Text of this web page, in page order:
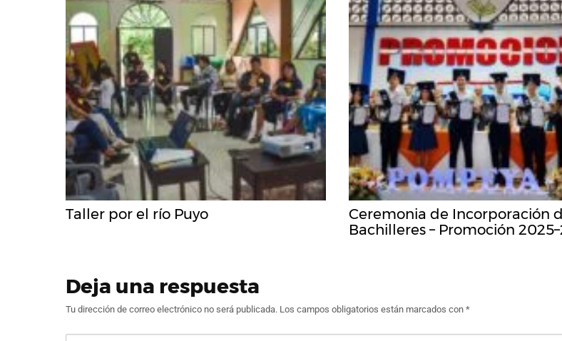
Taller por el río Puyo
Ceremonia de Incorporación
Bachilleres – Promoción
Deja una respuesta
Tu dirección de correo electrónico no será publicada. Los campos obligatorios están marcados con *